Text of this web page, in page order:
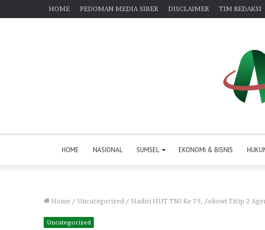
HOME PEDOMAN MEDIA SIBER DISCLAIMER TIM REDAKSI
HOME NASIONAL SUMSEL EKONOMI & BISNIS
Home / Uncategorized / Hadiri HUT TNI Ke 79, Jokowi Titip 2
Uncategorized